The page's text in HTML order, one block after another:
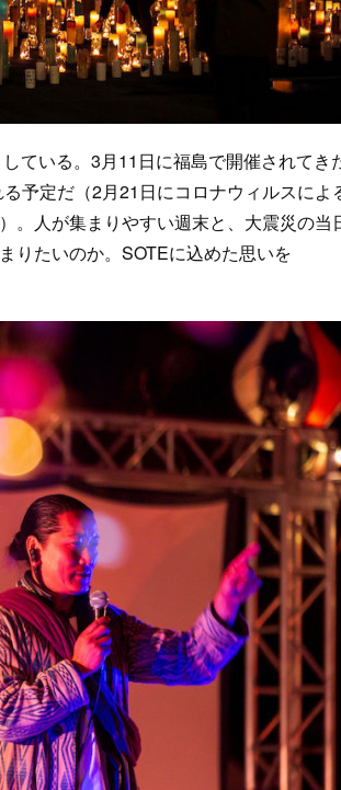
ている。3月11日に福島で開催されてき
予定だ（2月21日にコロナウィルスによ
。人が集まりやすい週末と、大震災の当
りたいのか。SOTEに込めた思いを